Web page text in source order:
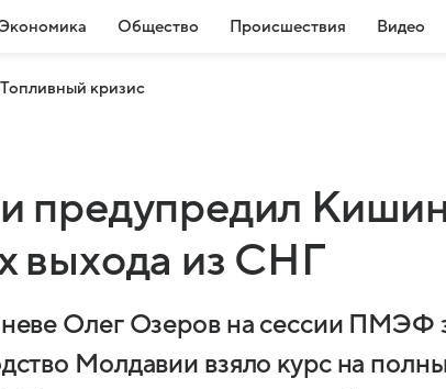
Общество Происшествия Видео
Топливный кризис
предупредил
выхода из СНГ
Олег Озеров на сессии ПМЭФ
Молдавии взяло курс на